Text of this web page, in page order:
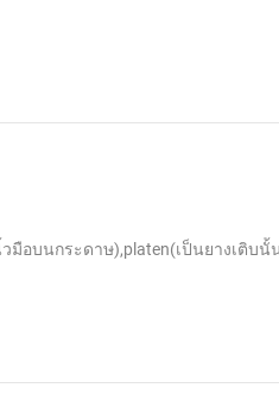
มือบนกระดาษ),platen(เป็นยางเติบ